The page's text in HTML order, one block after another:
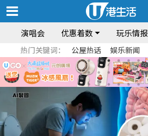
演唱会 优惠着数 玩乐情报
热门关键词： 公屋热话 娱乐新闻